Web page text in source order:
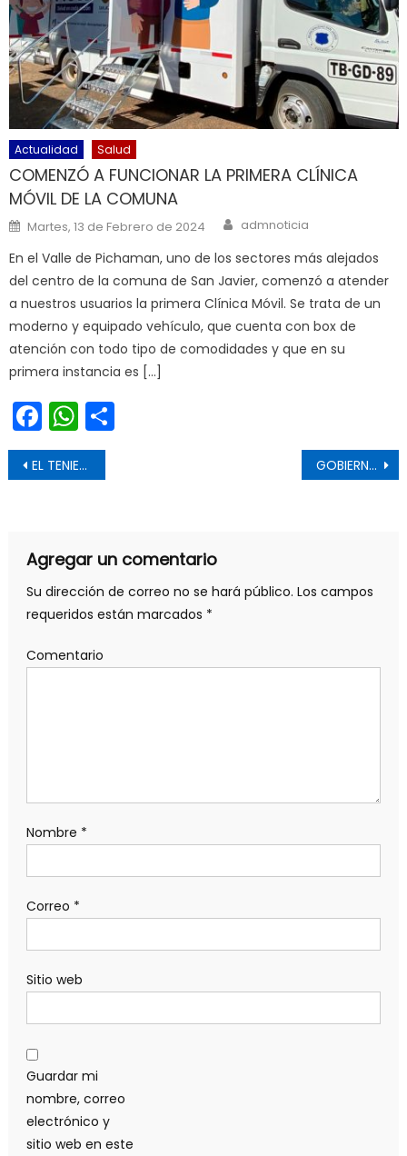
Actualidad Salud
COMENZÓ A FUNCIONAR LA PRIMERA CLÍNICA
MÓVIL DE LA COMUNA
Posted on
Martes, 13 de Febrero de 2024 Author
admnoticia
En el Valle de Pichaman, uno de los sectores más alejados
del centro de la comuna de San Javier, comenzó a atender
a nuestros usuarios la primera Clínica Móvil. Se trata de un
moderno y equipado vehículo, que cuenta con box de
atención con todo tipo de comodidades y que en su
primera instancia es […]
Facebook
WhatsApp
Navegación de entradas
EL TENIENTE CAPACITA A MÁS DE MIL BOMBEROS EN TRANSPORTE DE ÁCIDO SULFÚRICO GOBIERNO REGIONAL LIDERA SEMINARIO QUE REUNIRÁ A TODOS LOS SISTEMAS APRS Y ACTORES CLAVES PARA ABORDAR PROBLEMÁTICA DEL AGUA EN LA REGIÓN
Agregar un comentario
Su dirección de correo no se hará público. Los campos
requeridos están marcados *
Comentario
Nombre *
Correo *
Sitio web
Guardar mi
nombre, correo
electrónico y
sitio web en este